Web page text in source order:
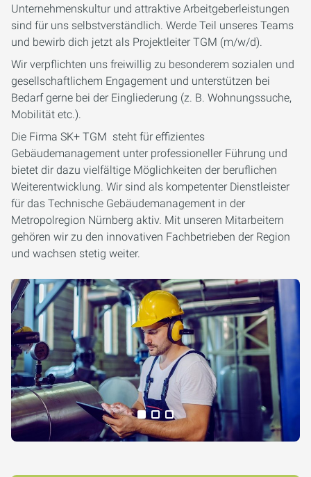
Unternehmenskultur und attraktive Arbeitgeberleistungen
sind für uns selbstverständlich. Werde Teil unseres Teams
und bewirb dich jetzt als Projektleiter TGM (m/w/d).
Wir verpflichten uns freiwillig zu besonderem sozialen und
gesellschaftlichem Engagement und unterstützen bei
Bedarf gerne bei der Eingliederung (z. B. Wohnungssuche,
Mobilität etc.).
Die Firma SK+ TGM steht für effizientes
Gebäudemanagement unter professioneller Führung und
bietet dir dazu vielfältige Möglichkeiten der beruflichen
Weiterentwicklung. Wir sind als kompetenter Dienstleister
für das Technische Gebäudemanagement in der
Metropolregion Nürnberg aktiv. Mit unseren Mitarbeitern
gehören wir zu den innovativen Fachbetrieben der Region
und wachsen stetig weiter.
Alle Medien anzeigen